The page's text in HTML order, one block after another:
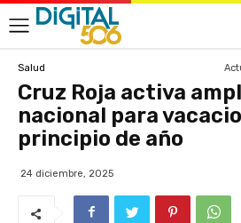
Salud
Cruz Roja activa
nacional para
principio de año
24 diciembre, 2025